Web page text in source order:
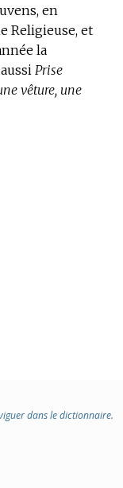
en
Religieuse, et
la
Prise
vêture, une
dans le dictionnaire.